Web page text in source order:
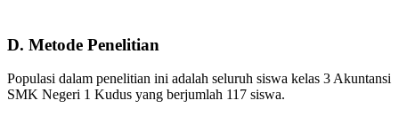
D. Metode Penelitian
Populasi dalam penelitian ini adalah seluruh siswa kelas 3 Akuntansi
SMK Negeri 1 Kudus yang berjumlah 117 siswa.